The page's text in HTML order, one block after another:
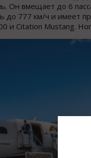
Он вмещает до 6
до 777 км/ч и имеет
и Citation Mustang.